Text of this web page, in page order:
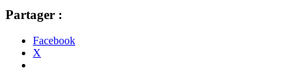
Partager :
Facebook
X